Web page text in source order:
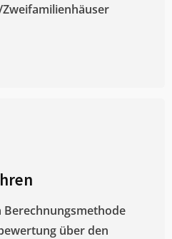
Berechnungsmethode
über den